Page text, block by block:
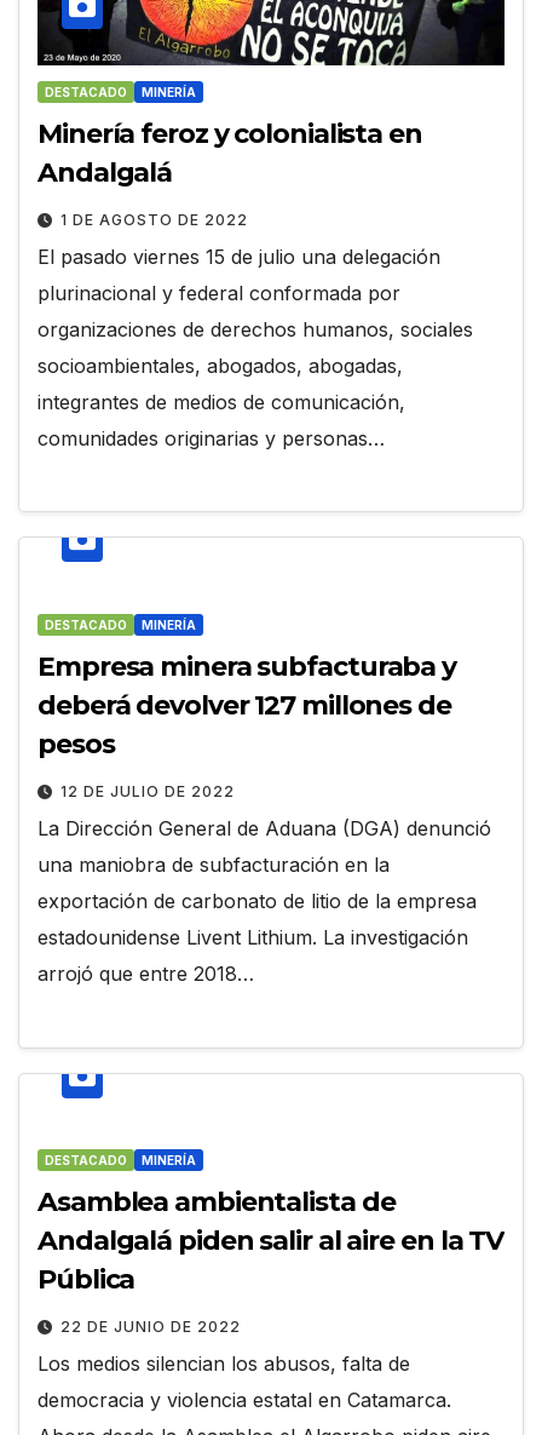
DESTACADO MINERÍA
Minería feroz y colonialista en
Andalgalá
1 DE AGOSTO DE 2022
El pasado viernes 15 de julio una delegación
plurinacional y federal conformada por
organizaciones de derechos humanos, sociales
socioambientales, abogados, abogadas,
integrantes de medios de comunicación,
comunidades originarias y personas…
DESTACADO MINERÍA
Empresa minera subfacturaba y
deberá devolver 127 millones de
pesos
12 DE JULIO DE 2022
La Dirección General de Aduana (DGA) denunció
una maniobra de subfacturación en la
exportación de carbonato de litio de la empresa
estadounidense Livent Lithium. La investigación
arrojó que entre 2018…
DESTACADO MINERÍA
Asamblea ambientalista de
Andalgalá piden salir al aire en la TV
Pública
22 DE JUNIO DE 2022
Los medios silencian los abusos, falta de
democracia y violencia estatal en Catamarca.